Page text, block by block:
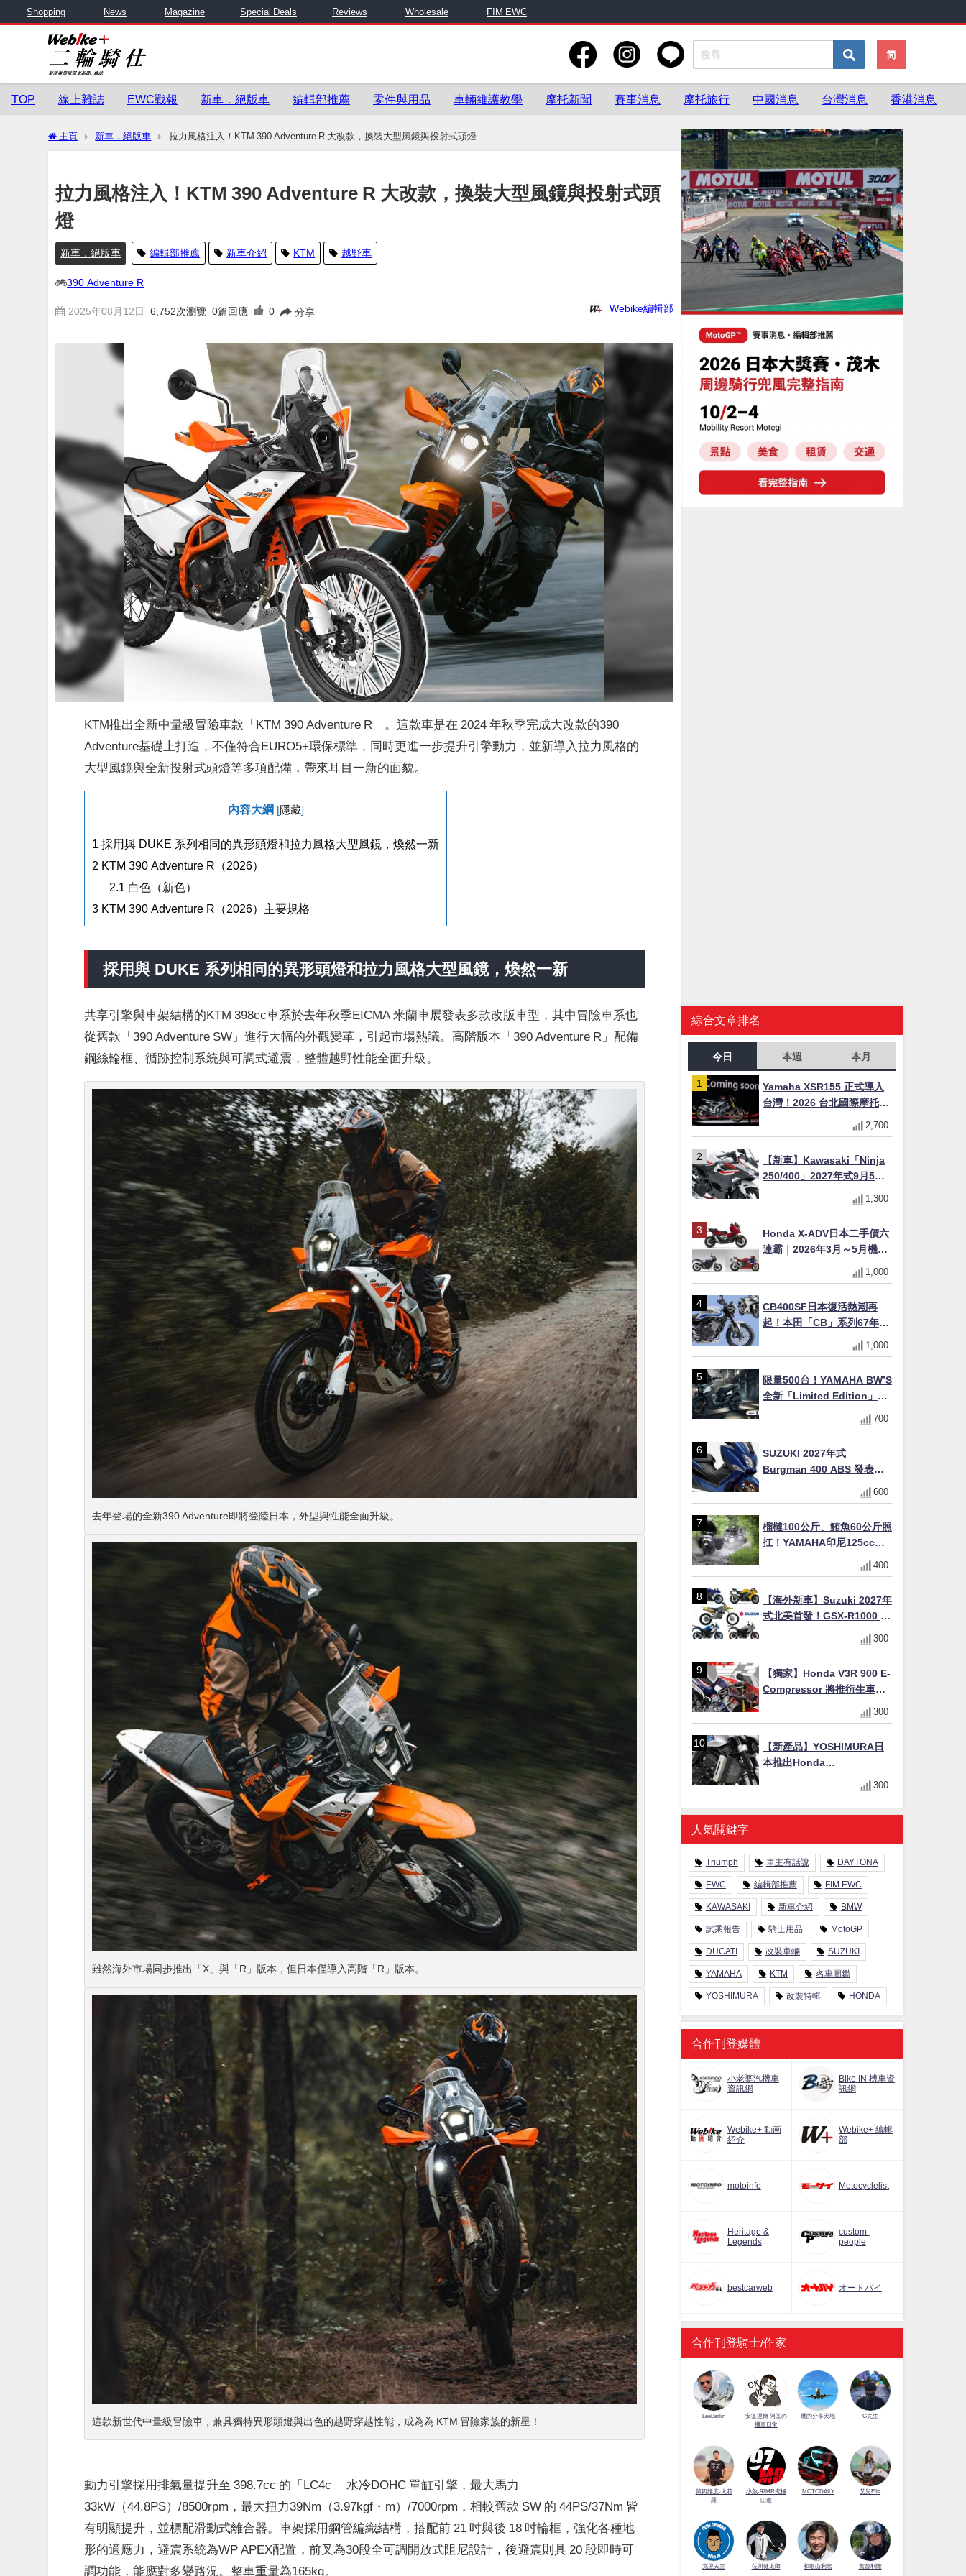
Shopping News Magazine Special Deals Reviews Wholesale FIM EWC
简
TOP 線上雜誌 EWC戰報 新車．絕版車 編輯部推薦 零件與用品 車輛維護教學 摩托新聞 賽事消息 摩托旅行 中國消息 台灣消息 香港消息
主頁 新車．絕版車 拉力風格注入！KTM 390 Adventure R 大改款，換裝大型風鏡與投射式頭燈
拉力風格注入！KTM 390 Adventure R 大改款，換裝大型風鏡與投射式頭
燈
新車．絕版車 編輯部推薦 新車介紹 KTM 越野車
390 Adventure R
2025年08月12日 6,752次瀏覽 0篇回應 0 分享 Webike編輯部
KTM推出全新中量級冒險車款「KTM 390 Adventure R」。這款車是在 2024 年秋季完成大改款的390
Adventure基礎上打造，不僅符合EURO5+環保標準，同時更進一步提升引擎動力，並新導入拉力風格的
大型風鏡與全新投射式頭燈等多項配備，帶來耳目一新的面貌。
內容大綱 隱藏]
1 採用與 DUKE 系列相同的異形頭燈和拉力風格大型風鏡，煥然一新
2 KTM 390 Adventure R（2026）
2.1 白色（新色）
3 KTM 390 Adventure R（2026）主要規格
採用與 DUKE 系列相同的異形頭燈和拉力風格大型風鏡，煥然一新
共享引擎與車架結構的KTM 398cc車系於去年秋季EICMA 米蘭車展發表多款改版車型，其中冒險車系也
從舊款「390 Adventure SW」進行大幅的外觀變革，引起市場熱議。高階版本「390 Adventure R」配備
鋼絲輪框、循跡控制系統與可調式避震，整體越野性能全面升級。
去年登場的全新390 Adventure即將登陸日本，外型與性能全面升級。
雖然海外市場同步推出「X」與「R」版本，但日本僅導入高階「R」版本。
這款新世代中量級冒險車，兼具獨特異形頭燈與出色的越野穿越性能，成為為 KTM 冒險家族的新星！
動力引擎採用排氣量提升至 398.7cc 的「LC4c」 水冷DOHC 單缸引擎，最大馬力
33kW（44.8PS）/8500rpm，最大扭力39Nm（3.97kgf・m）/7000rpm，相較舊款 SW 的 44PS/37Nm 皆
有明顯提升，並標配滑動式離合器。車架採用鋼管編織結構，搭配前 21 吋與後 18 吋輪框，強化各種地
形的適應力，避震系統為WP APEX配置，前叉為30段全可調開放式阻尼設計，後避震則具 20 段即時可
調功能，能應對多變路況。整車重量為165kg。
綜合文章排名
今日 本週 本月
Yamaha XSR155 正式導入
台灣！2026 台北國際摩托車
展亮相，70 週年紀念版
YZF-R 系列限量追加販售
2,700
【新車】Kawasaki「Ninja
250/400」2027年式9月5日
日本發售！新塗裝登場×價格
不變×輔助滑動式離合器
1,300
Honda X-ADV日本二手價六
連霸｜2026年3月～5月機車
轉售排行榜 CBR1000RR-R
FIREBLADE SP首度躋身前
1,000
CB400SF日本復活熱潮再
起！本田「CB」系列67年傳
奇解密 與CBR差異一次搞懂
1,000
限量500台！YAMAHA BW’S
全新「Limited Edition」都
市探索限定色 GOOPiMADE
聯名包同步登場
700
SUZUKI 2027年式
Burgman 400 ABS 發表！
8/18日本上市、支援E10汽油
售價98萬100日圓
600
榴槤100公斤、鮪魚60公斤照
扛！YAMAHA印尼125cc速
克達Gear Ultima 2740公里
耐操實測
400
【海外新車】Suzuki 2027年
式北美首發！GSX-R1000 40
週年紀念×SV-7GX新款跨界
車×RM-Z450 Ken Roczen
300
【獨家】Honda V3R 900 E-
Compressor 將推衍生車
系？自然進氣 V3 同步測試
中，CG 預想曝光！
300
【新產品】YOSHIMURA日
本推出Honda
CB1000F/CB1000 HORNET
專用水箱護網，六角網紋設
計質感升級
300
人氣關鍵字
Triumph 車主有話說 DAYTONA
EWC 編輯部推薦 FIM EWC
KAWASAKI 新車介紹 BMW
試乘報告 騎士用品 MotoGP
DUCATI 改裝車輛 SUZUKI
YAMAHA KTM 名車圖鑑
YOSHIMURA 改裝特輯 HONDA
合作刊登媒體
小老婆汽機車
資訊網
Bike IN 機車資
訊網
Webike+ 動画
紹介
Webike+ 編輯
部
motoinfo Motocyclelist
Heritage &
Legends
custom-
people
bestcarweb オートバイ
合作刊登騎士/作家
LeeBerlin
安筌運轉 阿筌の
機車日常
展的分享天地 G先生
第四維度-火花
羅
小魚-97MR究極
山道
MOTODAILY 艾兒Elle
克里夫三 佐川健太郎 和歌山利宏 賀曾利隆